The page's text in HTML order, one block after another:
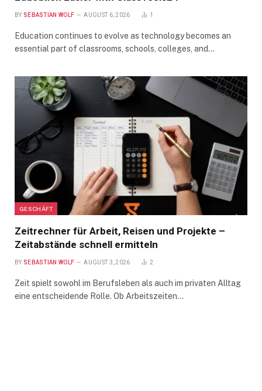
BY SEBASTIAN WOLF AUGUST 6, 2026 1
Education continues to evolve as technology becomes an
essential part of classrooms, schools, colleges, and…
GESCHÄFT
Zeitrechner für Arbeit, Reisen und Projekte –
Zeitabstände schnell ermitteln
BY SEBASTIAN WOLF AUGUST 3, 2026 2
Zeit spielt sowohl im Berufsleben als auch im privaten Alltag
eine entscheidende Rolle. Ob Arbeitszeiten…